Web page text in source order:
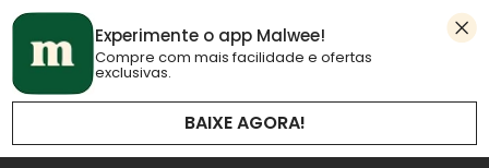
Experimente o app Malwee!
Compre com mais facilidade e ofertas
exclusivas.
BAIXE AGORA!